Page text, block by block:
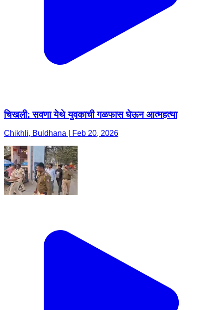
चिखली: सवणा येथे युवकाची गळफास घेऊन आत्महत्या
Chikhli, Buldhana | Feb 20, 2026